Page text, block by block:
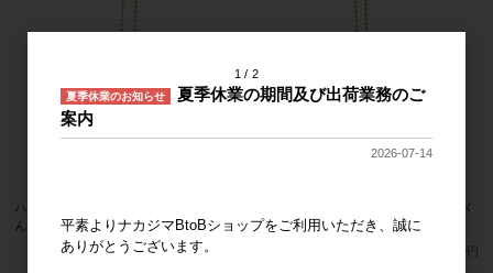
ハローキティ クラシック マスコット り
んご 2026年10月再案内
メーカー希望小売価格
2,200円
ハローキティ クラシック マスコット バ
ッグ 2026年10月再案内
2,200円
1 2
夏季休業のお知らせ
夏季休業の期間及び出荷業務のご
案内
2026-07-14
平素よりナカジマBtoBショップをご利用いただき、誠に
ありがとうございます。